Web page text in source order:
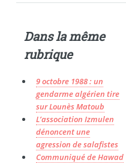
Dans la même
rubrique
9 octobre 1988 : un
gendarme algérien tire
sur Lounès Matoub
L’association Izmulen
dénoncent une
agression de salafistes
Communiqué de Hawad